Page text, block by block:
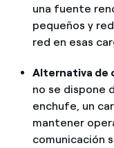
una fuente
pequeños y
red en esas
Alternativa de
no se dispone
enchufe, un
mantener
comunicación